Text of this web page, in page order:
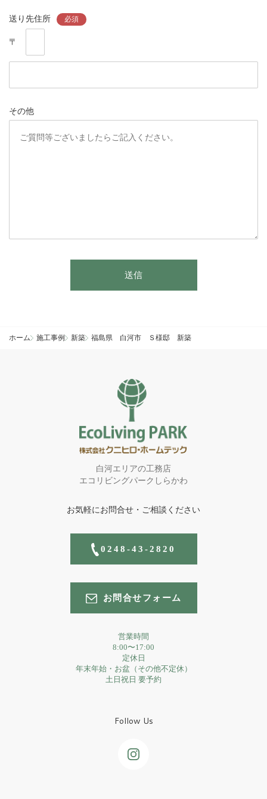
送り先住所 必須
〒
その他
このフィールドは空のままにしてください。
送信
ホーム 施工事例 新築 福島県 白河市 Ｓ様邸 新築
白河エリアの工務店
エコリビングパークしらかわ
お気軽にお問合せ・ご相談ください
0248-43-2820
お問合せフォーム
営業時間
8:00〜17:00
定休日
年末年始・お盆（その他不定休）
土日祝日 要予約
Follow Us